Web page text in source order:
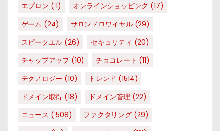
エプロン (11) オンラインショッピング (17)
ゲーム (24) サロンドロワイヤル (29)
スピークエル (26) セキュリティ (20)
チャップアップ(10) チョコレート (11)
テクノロジー (10) トレンド (1514)
ドメイン取得 (18) ドメイン管理 (22)
ニュース (1508) ファクタリング (29)